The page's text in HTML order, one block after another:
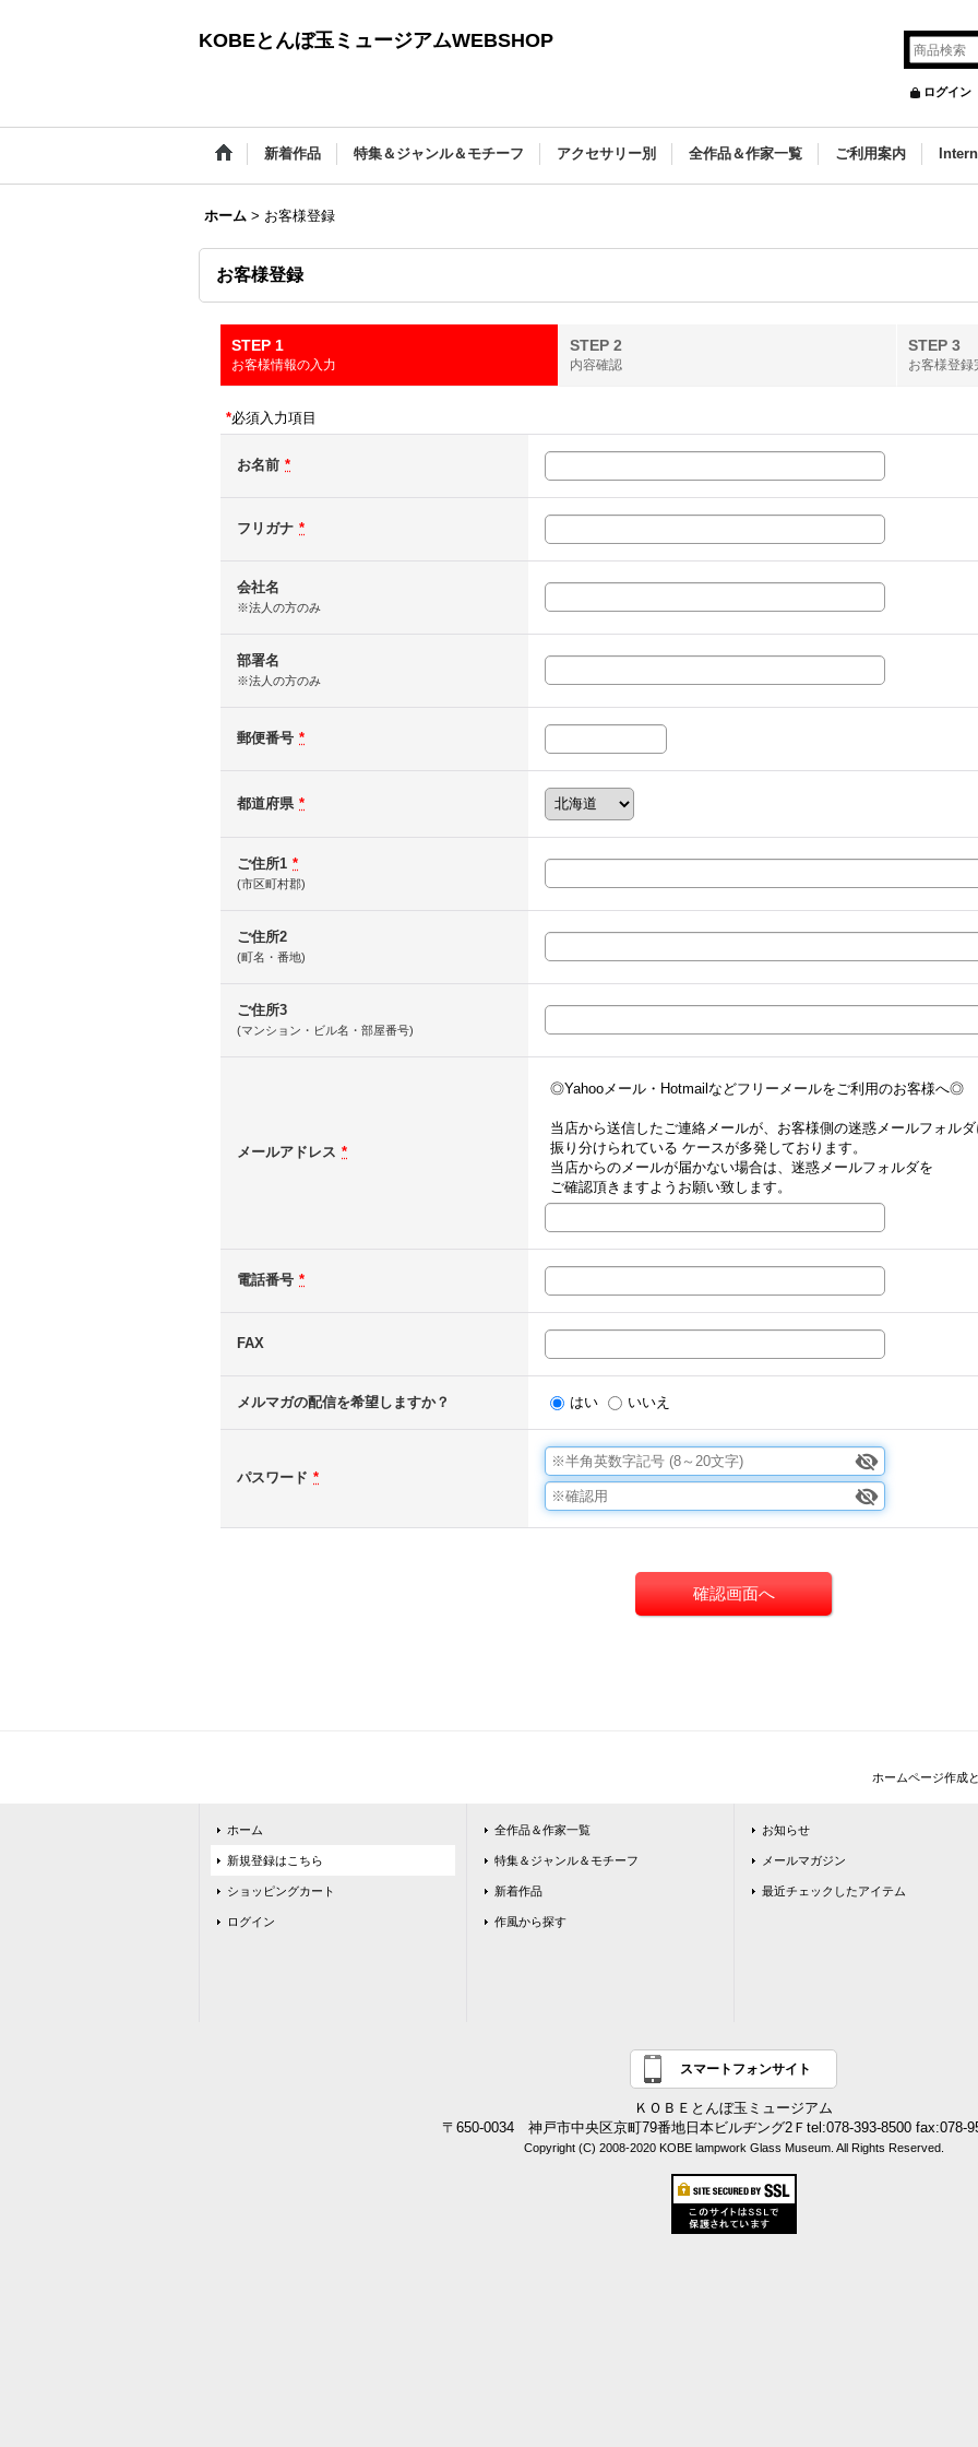
KOBEとんぼ玉ミュージアムWEBSHOP
ログイン
新着作品 特集＆ジャンル＆モチーフ アクセサリー別 全作品＆作家一覧 ご利用案内
ホーム > お客様登録
お客様登録
STEP 1
お客様情報の入力
STEP 2
内容確認
STEP 3
お客様登録
*必須入力項目
お名前 *
フリガナ *
会社名
※法人の方のみ
部署名
※法人の方のみ
郵便番号 *
都道府県 *
ご住所1 *
(市区町村郡)
ご住所2
(町名・番地)
ご住所3
(マンション・ビル名・部屋番号)
メールアドレス *
◎Yahooメール・Hotmailなどフリーメールをご利用のお客様へ◎
当店から送信したご連絡メールが、お客様側の迷惑メールフォル
振り分けられている ケースが多発しております。
当店からのメールが届かない場合は、迷惑メールフォルダを
ご確認頂きますようお願い致します。
電話番号 *
FAX
メルマガの配信を希望しますか？ はい いいえ
パスワード *
ホームページ作成
ホーム
新規登録はこちら
ショッピングカート
ログイン
全作品＆作家一覧
特集＆ジャンル＆モチーフ
新着作品
作風から探す
お知らせ
メールマガジン
最近チェックしたアイテム
スマートフォンサイト
ＫＯＢＥとんぼ玉ミュージアム
〒650-0034 神戸市中央区京町79番地日本ビルヂング2Ｆtel:078-393-8500 fax:078-
Copyright (C) 2008-2020 KOBE lampwork Glass Museum. All Rights Reserved.